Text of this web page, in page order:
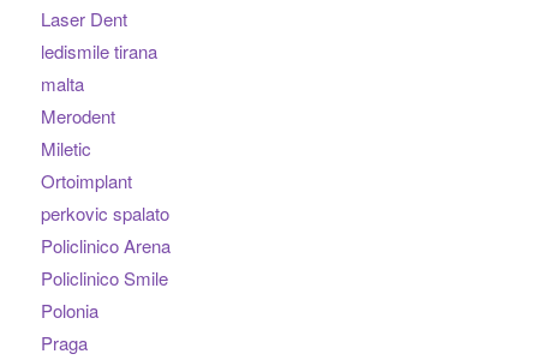
Laser Dent
ledismile tirana
malta
Merodent
Miletic
Ortoimplant
perkovic spalato
Policlinico Arena
Policlinico Smile
Polonia
Praga